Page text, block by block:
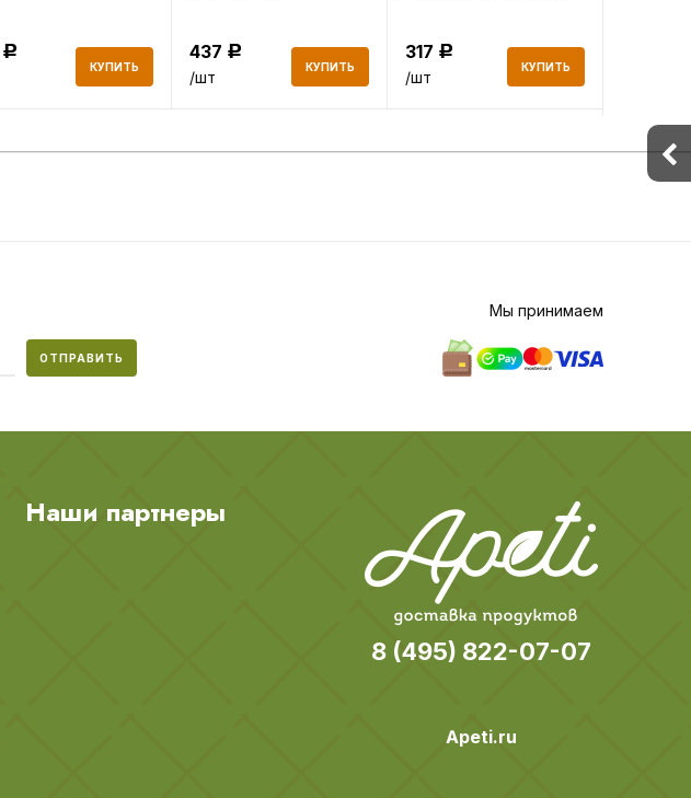
Р
КУПИТЬ
437 Р
/шт
КУПИТЬ
317 Р
/шт
КУПИТЬ
ОТПРАВИТЬ
Мы принимаем
Наши партнеры
8 (495) 822-07-07
Apeti.ru